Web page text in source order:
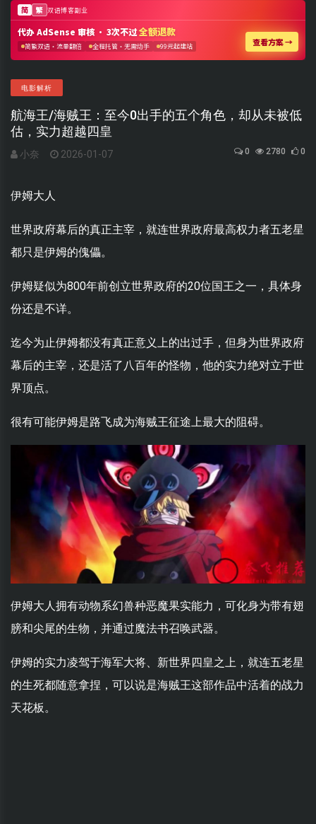
电影解析
航海王/海贼王：至今0出手的五个角色，却从未被低
估，实力超越四皇
小奈 2026-01-07 0 2780 0
伊姆大人
世界政府幕后的真正主宰，就连世界政府最高权力者五老星
都只是伊姆的傀儡。
伊姆疑似为800年前创立世界政府的20位国王之一，具体身
份还是不详。
迄今为止伊姆都没有真正意义上的出过手，但身为世界政府
幕后的主宰，还是活了八百年的怪物，他的实力绝对立于世
界顶点。
很有可能伊姆是路飞成为海贼王征途上最大的阻碍。
伊姆大人拥有动物系幻兽种恶魔果实能力，可化身为带有翅
膀和尖尾的生物，并通过魔法书召唤武器。
伊姆的实力凌驾于海军大将、新世界四皇之上，就连五老星
的生死都随意拿捏，可以说是海贼王这部作品中活着的战力
天花板。